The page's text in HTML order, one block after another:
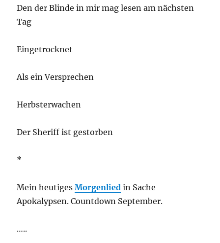
Den der Blinde in mir mag lesen am nächsten
Tag
Eingetrocknet
Als ein Versprechen
Herbsterwachen
Der Sheriff ist gestorben
*
Mein heutigesMorgenlied in Sache
Apokalypsen. Countdown September.
…..